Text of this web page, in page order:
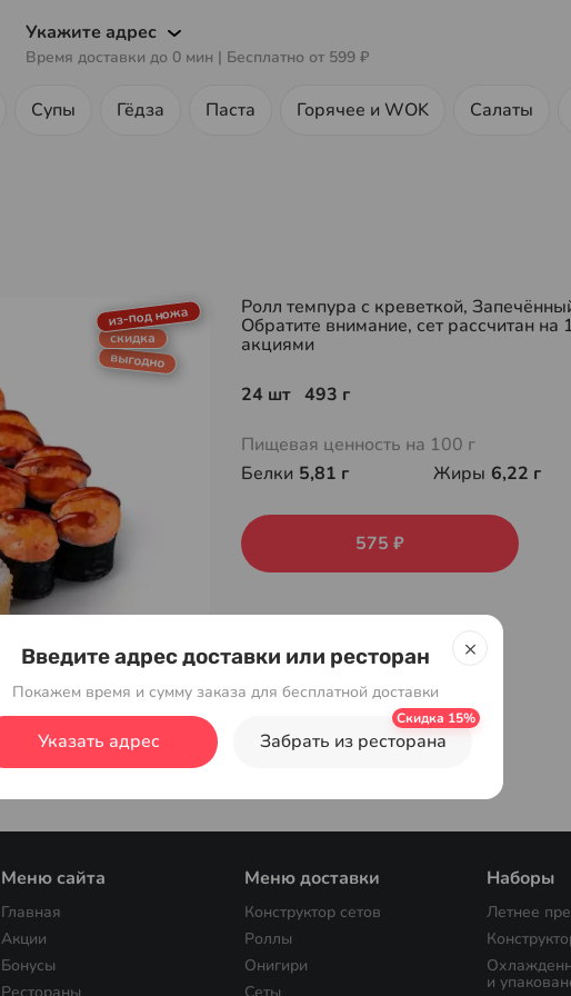
Укажите адрес
Время доставки до 0 мин | Бесплатно от 599 ₽
Супы Гёдза Паста Горячее и WOK Салаты
из-под ножа
скидка
выгодно
Ролл темпура с креветкой,
Обратите внимание, сет рассчитан
акциями
24 шт 493 г
Пищевая ценность на 100 г
Белки 5,81 г Жиры 6,22 г
575 ₽
Меню сайта
Главная
Акции
Бонусы
Меню доставки
Конструктор сетов
Роллы
Онигири
Наборы
Летнее
и
Введите адрес доставки или ресторан
Покажем время и сумму заказа для бесплатной доставки
Указать адрес Забрать из ресторана